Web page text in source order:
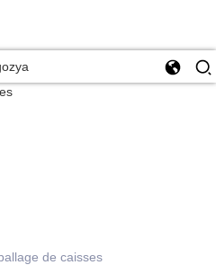
de caisses